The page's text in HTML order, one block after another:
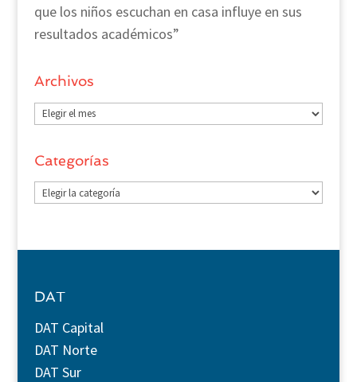
que los niños escuchan en casa influye en sus
resultados académicos”
Archivos
Archivos
Categorías
Categorías
DAT
DAT Capital
DAT Norte
DAT Sur